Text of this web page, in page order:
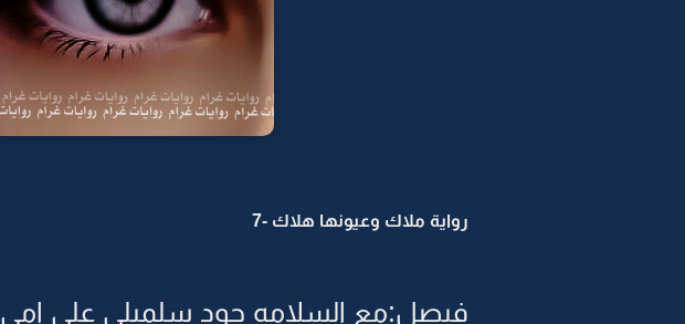
رواية ملاك وعيونها هلاك -7
فيصل:مع السلامه جود سلميلي على امي